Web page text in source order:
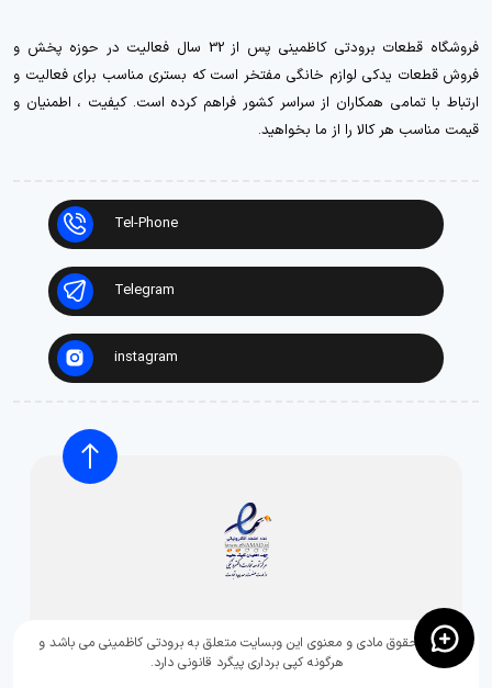
فروشگاه قطعات برودتی کاظمینی پس از 32 سال فعالیت در حوزه پخش و
فروش قطعات یدکی لوازم خانگی مفتخر است که بستری مناسب برای فعالیت و
ارتباط با تمامی همکاران از سراسر کشور فراهم کرده است. کیفیت ، اطمنیان و
قیمت مناسب هر کالا را از ما بخواهید.
Tel-Phone
Telegram
instagram
تمامی حقوق مادی و معنوی این وبسایت متعلق به برودتی کاظمینی می باشد و
هرگونه کپی برداری پیگرد قانونی دارد.